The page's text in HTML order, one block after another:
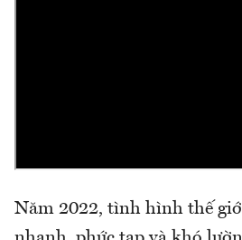
Năm 2022, tình hình thế